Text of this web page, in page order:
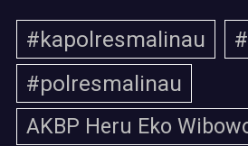
#kapolresmalinau
#polresmalinau
AKBP Heru Eko